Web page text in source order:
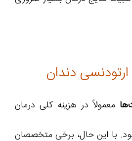
دندان
معمولاً در هزینه کلی درمان
با این حال، برخی متخصصان